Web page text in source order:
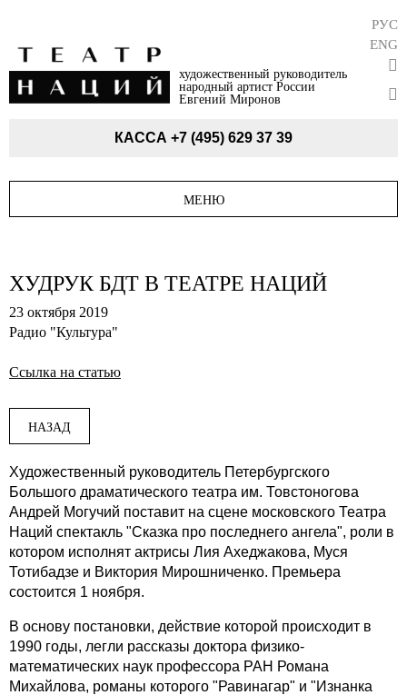
художественный руководитель
народный артист России
Евгений Миронов
РУС
ENG
КАССА +7 (495) 629 37 39
МЕНЮ
ХУДРУК БДТ В ТЕАТРЕ НАЦИЙ
23 октября 2019
Радио "Культура"
Ссылка на статью
НАЗАД
Художественный руководитель Петербургского
Большого драматического театра им. Товстоногова
Андрей Могучий поставит на сцене московского Театра
Наций спектакль "Сказка про последнего ангела", роли в
котором исполнят актрисы Лия Ахеджакова, Муся
Тотибадзе и Виктория Мирошниченко. Премьера
состоится 1 ноября.
В основу постановки, действие которой происходит в
1990 годы, легли рассказы доктора физико-
математических наук профессора РАН Романа
Михайлова, романы которого "Равинагар" и "Изнанка